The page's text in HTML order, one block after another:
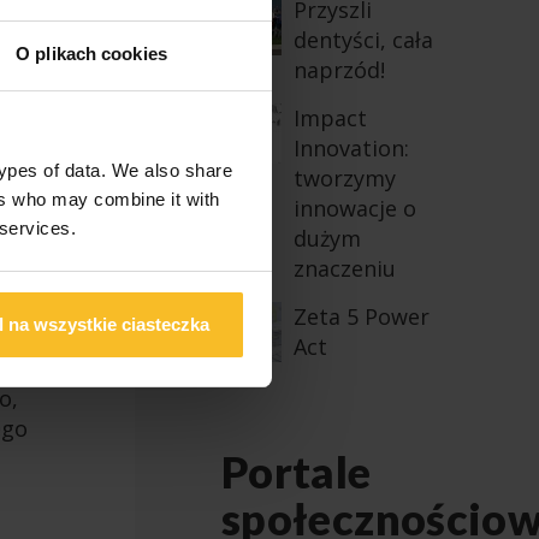
O plikach cookies
of data. We also share
who may combine it with
na wszystkie ciasteczka
Przyszli
dentyści, cała
naprzód!
Impact
Innovation:
tworzymy
innowacje o
dużym
znaczeniu
Zeta 5 Power
Act
Portale